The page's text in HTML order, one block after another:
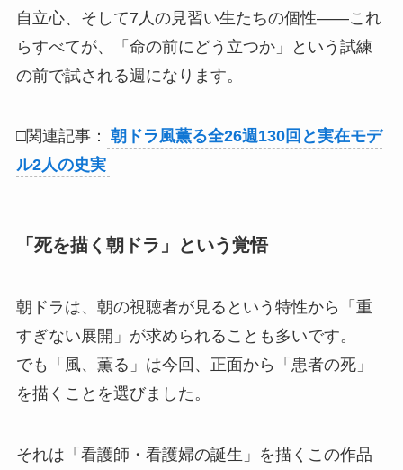
自立心、そして7人の見習い生たちの個性——これ
らすべてが、「命の前にどう立つか」という試練
の前で試される週になります。
□関連記事： 朝ドラ風薫る全26週130回と実在モデ
ル2人の史実
「死を描く朝ドラ」という覚悟
朝ドラは、朝の視聴者が見るという特性から「重
すぎない展開」が求められることも多いです。
でも「風、薫る」は今回、正面から「患者の死」
を描くことを選びました。
それは「看護師・看護婦の誕生」を描くこの作品